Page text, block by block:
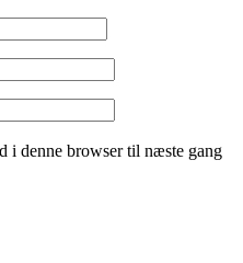
i denne browser til næste gang